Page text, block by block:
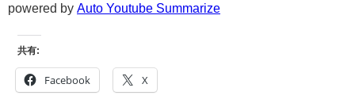
powered by Auto Youtube Summarize
共有:
Facebook X